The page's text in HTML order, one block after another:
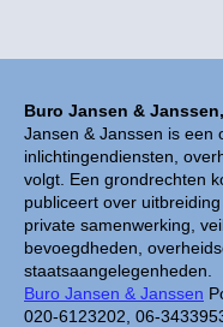
Buro Jansen &
Jansen & Janssen is een
inlichtingendiensten,
volgt. Een grondrechten
publiceert over
private samenwerking,
bevoegdheden,
staatsaangelegenheden.
Buro Jansen & Janssen
020-6123202, 06-